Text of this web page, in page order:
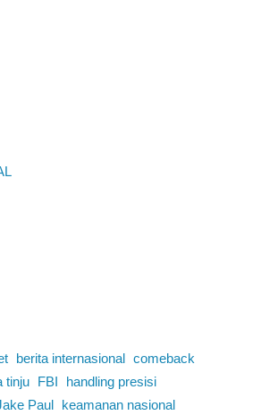
berita internasional comeback
tinju FBI
handling presisi
Paul
keamanan nasional